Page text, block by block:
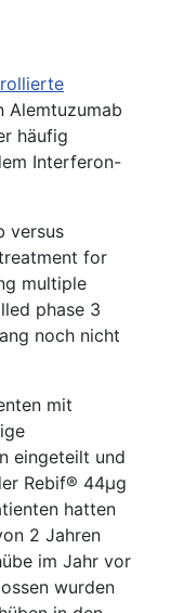
Alemtuzumab
häufig
Interferon-
versus
for
multiple
phase 3
noch nicht
mit
eingeteilt und
Rebif® 44µg
hatten
2 Jahren
im Jahr vor
wurden